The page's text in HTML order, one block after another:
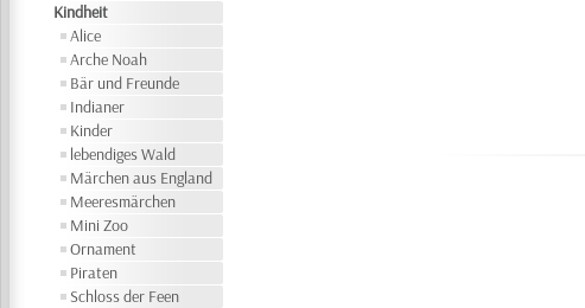
Kindheit
Alice
Arche Noah
Bär und Freunde
Indianer
Kinder
lebendiges Wald
Märchen aus England
Meeresmärchen
Mini Zoo
Ornament
Piraten
Schloss der Feen